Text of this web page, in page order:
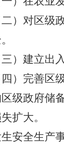
二）对区
三）建立出
四）完善
级政府储
扩大。
安全生产